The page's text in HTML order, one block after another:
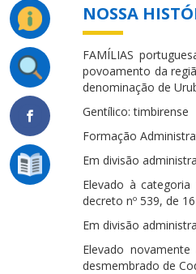
NOSSA
FAMÍLIAS
povoamento da
denominação de
Gentílico: timbirense
Formação
Em divisão
Elevado à
decreto nº 539, de
Em divisão
Elevado
desmembrado de